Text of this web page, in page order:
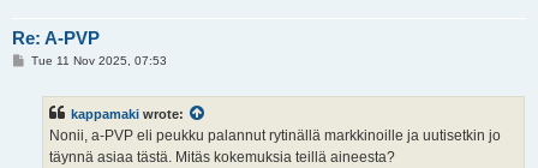
Re: A-PVP
PTue 11 Nov 2025, 07:53
kappamaki wrote:
Nonii, a-PVP eli peukku palannut rytinällä markkinoille ja uutisetkin jo
täynnä asiaa tästä. Mitäs kokemuksia teillä aineesta?